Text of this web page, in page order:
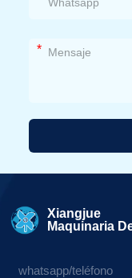
*
Xiangjue
Maquinaria
whatsapp/teléfono